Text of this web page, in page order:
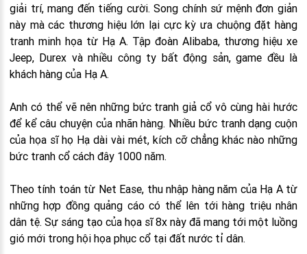
giải trí, mang đến tiếng cười. Song chính sứ mệnh đơn giản
này mà các thương hiệu lớn lại cực kỳ ưa chuộng đặt hàng
tranh minh họa từ Hạ A. Tập đoàn Alibaba, thương hiệu xe
Jeep, Durex và nhiều công ty bất động sản, game đều là
khách hàng của Hạ A.
Anh có thể vẽ nên những bức tranh giả cổ vô cùng hài hước
để kể câu chuyện của nhãn hàng. Nhiều bức tranh dạng cuộn
của họa sĩ họ Hạ dài vài mét, kích cỡ chẳng khác nào những
bức tranh cổ cách đây 1000 năm.
Theo tính toán từ Net Ease, thu nhập hàng năm của Hạ A từ
những hợp đồng quảng cáo có thể lên tới hàng triệu nhân
dân tệ. Sự sáng tạo của họa sĩ 8x này đã mang tới một luồng
gió mới trong hội họa phục cổ tại đất nước tỉ dân.